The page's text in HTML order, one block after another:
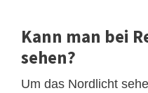
Kann man bei
sehen?
Um das Nordlicht